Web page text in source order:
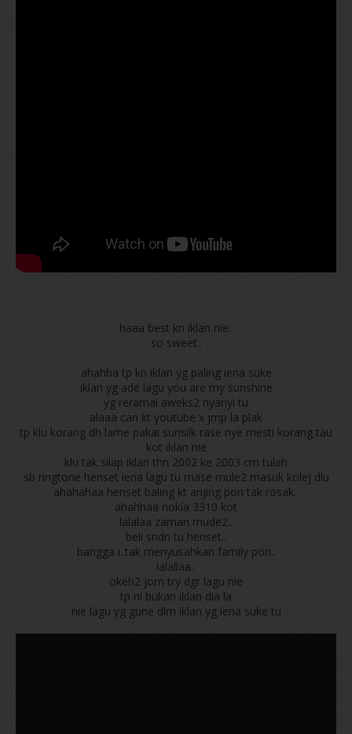
haaa best kn iklan nie..
so sweet..
ahahha tp kn iklan yg paling iena suke
iklan yg ade lagu you are my sunshine
yg reramai aweks2 nyanyi tu
alaaa cari kt youtube x jmp la plak
tp klu korang dh lame pakai sunsilk rase nye mesti korang tau
kot iklan nie
klu tak silap iklan thn 2002 ke 2003 cm tulah
sb ringtone henset iena lagu tu mase mule2 masuk kolej dlu
ahahahaa henset baling kt anjing pon tak rosak..
ahahhaa nokia 3310 kot
lalalaa zaman mude2..
beli sndri tu henset..
bangga i..tak menyusahkan family pon..
lalallaa..
okeh2 jom try dgr lagu nie
tp ni bukan iklan dia la
nie lagu yg gune dlm iklan yg iena suke tu